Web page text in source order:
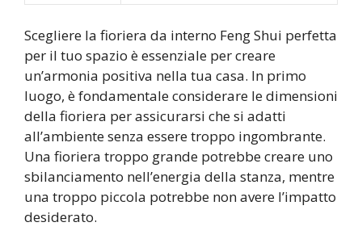
Scegliere la fioriera da interno Feng Shui perfetta
per il tuo spazio è essenziale per creare
un’armonia positiva nella tua casa. In primo
luogo, è fondamentale considerare le dimensioni
della fioriera per assicurarsi che si adatti
all’ambiente senza essere troppo ingombrante.
Una fioriera troppo grande potrebbe creare uno
sbilanciamento nell’energia della stanza, mentre
una troppo piccola potrebbe non avere l’impatto
desiderato.